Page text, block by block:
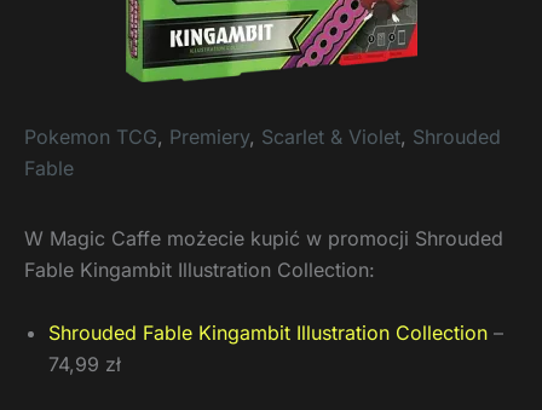
Pokemon TCG, Premiery, Scarlet & Violet, Shrouded
Fable
W Magic Caffe możecie kupić w promocji Shrouded
Fable Kingambit Illustration Collection:
Shrouded Fable Kingambit Illustration Collection –
74,99 zł